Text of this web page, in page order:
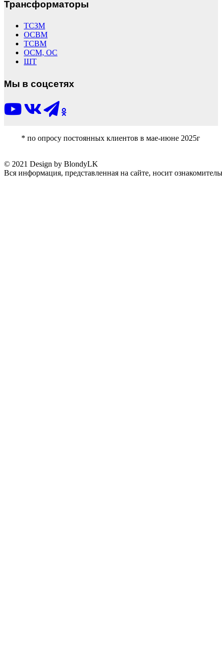
Трансформаторы
ТСЗМ
ОСВМ
ТСВМ
ОСМ, ОС
ШТ
Мы в соцсетях
* по опросу постоянных клиентов в мае-июне 2025г
© 2021 Design by BlondyLK
Вся информация, представленная на сайте, носит